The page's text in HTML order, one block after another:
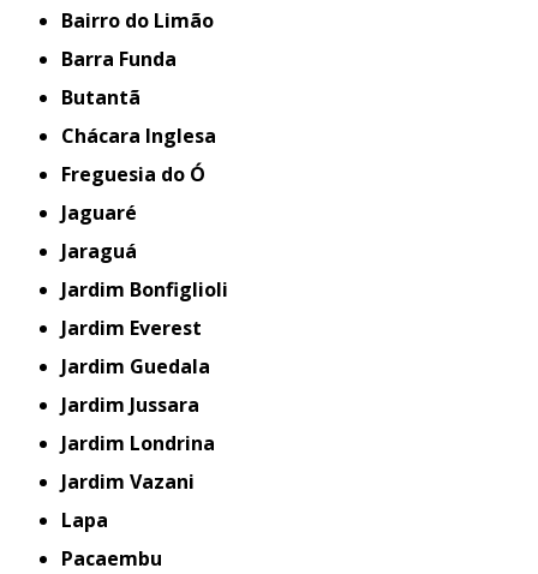
Bairro do Limão
Barra Funda
Butantã
Chácara Inglesa
Freguesia do Ó
Jaguaré
Jaraguá
Jardim Bonfiglioli
Jardim Everest
Jardim Guedala
Jardim Jussara
Jardim Londrina
Jardim Vazani
Lapa
Pacaembu